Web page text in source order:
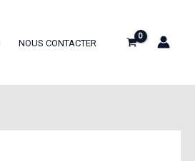
NOUS CONTACTER